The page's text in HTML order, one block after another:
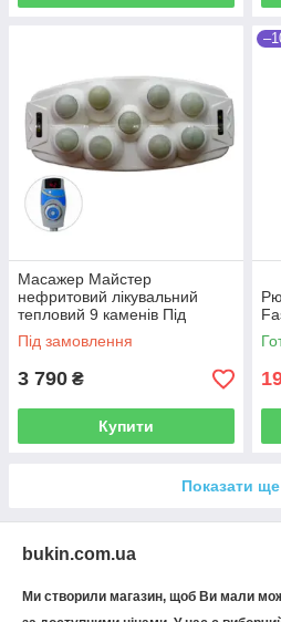
Масажер Майстер
нефритовий лікувальний
тепловий 9 каменів Під
замовлення
Під замовлення
3 790 ₴
Купити
Показати ще
bukin.com.ua
Ми створили магазин, щоб Ви мали